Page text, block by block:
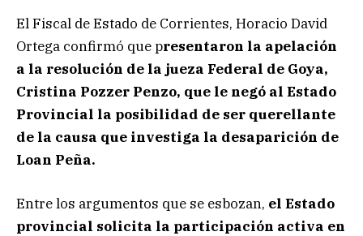
El Fiscal de Estado de Corrientes, Horacio David
Ortega confirmó que presentaron la apelación
a la resolución de la jueza Federal de Goya,
Cristina Pozzer Penzo, que le negó al Estado
Provincial la posibilidad de ser querellante
de la causa que investiga la desaparición de
Loan Peña.
Entre los argumentos que se esbozan, el Estado
provincial solicita la participación activa en